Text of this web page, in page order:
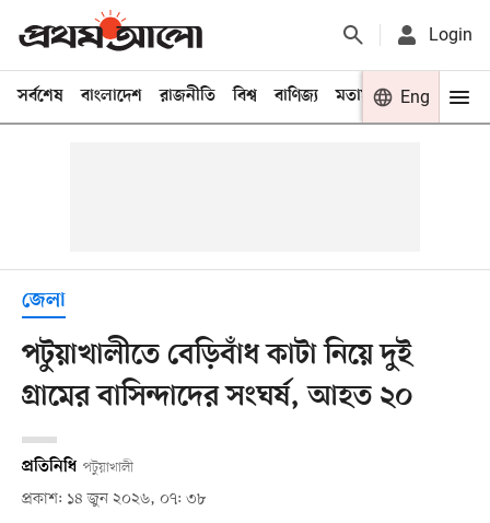
Login
সর্বশেষ বাংলাদেশ রাজনীতি বিশ্ব বাণিজ্য মতামত খেলা
Eng
জেলা
পটুয়াখালীতে বেড়িবাঁধ কাটা নিয়ে দুই
গ্রামের বাসিন্দাদের সংঘর্ষ, আহত ২০
প্রতিনিধি পটুয়াখালী
প্রকাশ: ১৪ জুন ২০২৬, ০৭: ৩৮